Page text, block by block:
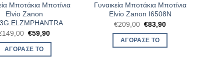
Μποτάκια Μποτίνια
Elvio Zanon
149,00 Original
was:
€149,00.
€59,90Η
ΑΓΌΡΑΣΈ ΤΟ
Γυναικεία Μποτάκια Μποτίνια
Elvio Zanon I6508N
€209,00 Original
was:
€209,00.
€83,90Η
ΑΓΌΡΑΣΈ ΤΟ